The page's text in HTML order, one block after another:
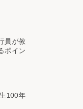
員が教
ポイン
100年